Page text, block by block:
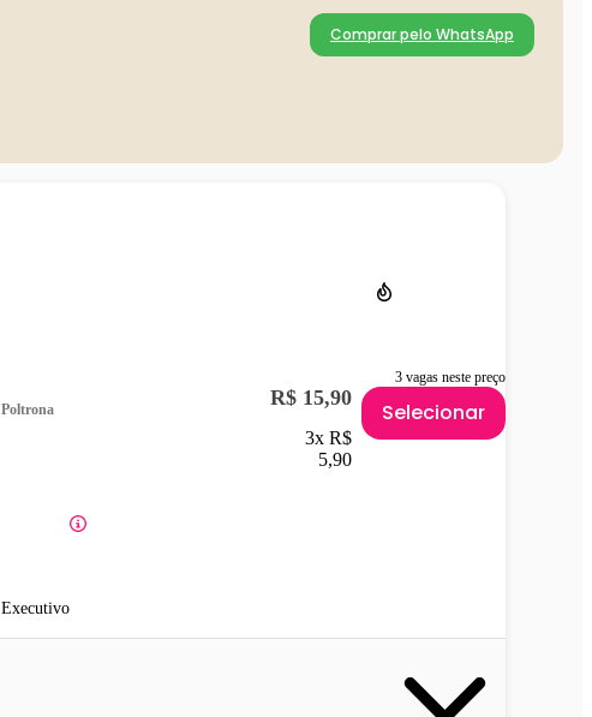
Comprar pelo WhatsApp
3 vagas neste preço
Poltrona
Executivo
R$ 15,90
3x R$
5,90
Selecionar